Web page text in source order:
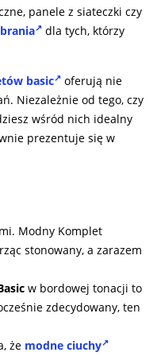
panele z siateczki czy
dla tych, którzy
basic
oferują nie
Niezależnie od tego, czy
wśród nich idealny
prezentuje się w
Modny Komplet
stonowany, a zarazem
w bordowej tonacji to
zdecydowany, ten
że modne ciuchy